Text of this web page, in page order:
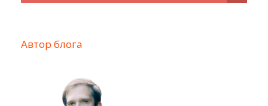
Автор блога